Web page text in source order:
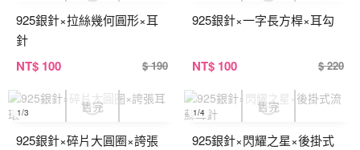
925銀針×拉絲幾何圓形×耳
針
NT$ 100 $ 190
925銀針×一字長方桿×耳勾
NT$ 100 $ 220
1/3
925銀針×碎片大圓圈×誇張
1/4
925銀針×閃耀之星×後掛式